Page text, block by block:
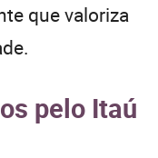
que valoriza
pelo Itaú